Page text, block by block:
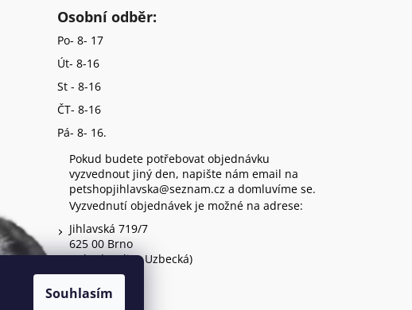
Souhlasím
Osobní odběr:
Po- 8- 17
Út- 8-16
St - 8-16
ČT- 8-16
Pá- 8- 16.
Pokud budete potřebovat objednávku
vyzvednout jiný den, napište nám email na
petshopjihlavska@seznam.cz a domluvíme se.
Vyzvednutí objednávek je možné na adrese:
Jihlavská 719/7
625 00 Brno
(vchod z ulice Uzbecká)